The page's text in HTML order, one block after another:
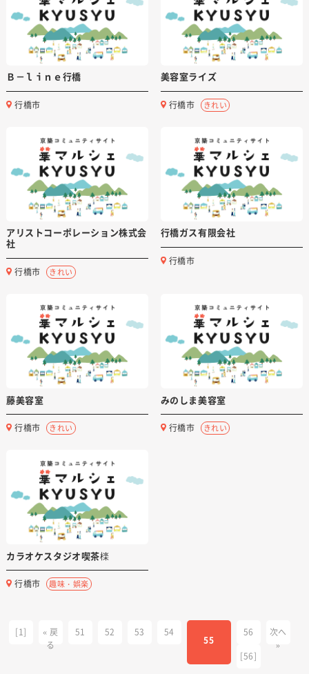
Ｂ－ｌｉｎｅ行橋
行橋市
美容室ライズ
行橋市 きれい
アリストコーポレーション株式会
社
行橋市 きれい
行橋ガス有限会社
行橋市
藤美容室
行橋市 きれい
みのしま美容室
行橋市 きれい
カラオケスタジオ喫茶檪
行橋市 趣味・娯楽
[1]
« 戻
る
51 52 53 54
55
56
次へ
»
[56]